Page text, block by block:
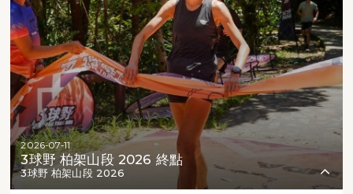
2026-07-11
3球野 柏架山段 2026 終點
3球野 柏架山段 2026